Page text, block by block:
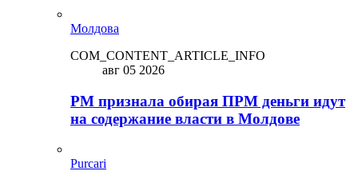
Молдова
COM_CONTENT_ARTICLE_INFO
авг 05 2026
PM признала обирая ПРМ деньги идут
на содержание власти в Молдове
Purcari